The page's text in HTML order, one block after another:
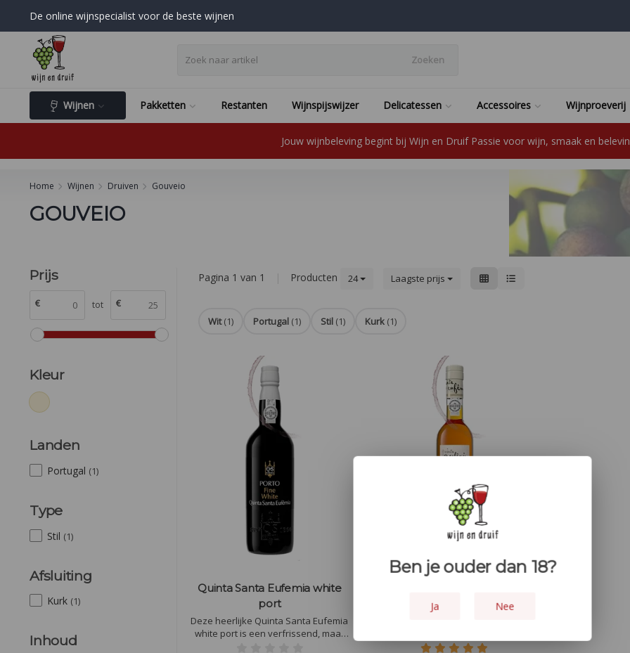
De online wijnspecialist voor de beste wijnen
Zoeken
Wijnen Pakketten Restanten Wijnspijswijzer Delicatessen Accessoires Wijnproeverij
Jouw wijnbeleving begint bij Wijn en Druif Passie voor wijn, smaak en
Home Wijnen Druiven Gouveio
GOUVEIO
Prijs
€ tot €
Kleur
Landen
Portugal (1)
Type
Stil (1)
Afsluiting
Kurk (1)
Inhoud
Pagina 1 van 1 Producten 24 Laagste prijs
Wit (1) Portugal (1) Stil (1) Kurk (1)
Quinta Santa Eufemia white
port
Deze heerlijke Quinta Santa Eufemia
white port is een verfrissend, maar
van Quinta de Santa Eufémia en kan
Ben je ouder dan 18?
Ja Nee